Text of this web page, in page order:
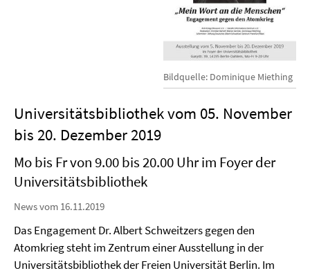
Bildquelle: Dominique Miething
Universitätsbibliothek vom 05. November
bis 20. Dezember 2019
Mo bis Fr von 9.00 bis 20.00 Uhr im Foyer der
Universitätsbibliothek
News vom 16.11.2019
Das Engagement Dr. Albert Schweitzers gegen den
Atomkrieg steht im Zentrum einer Ausstellung in der
Universitätsbibliothek der Freien Universität Berlin. Im